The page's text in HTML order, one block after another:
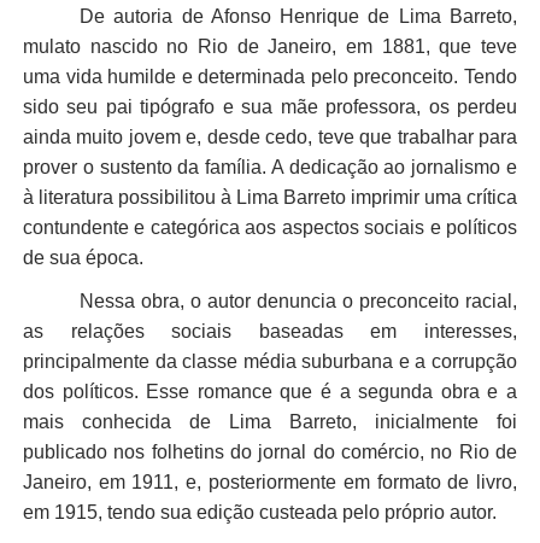
De autoria de Afonso Henrique de Lima Barreto,
mulato nascido no Rio de Janeiro, em 1881, que teve
uma vida humilde e determinada pelo preconceito. Tendo
sido seu pai tipógrafo e sua mãe professora, os perdeu
ainda muito jovem e, desde cedo, teve que trabalhar para
prover o sustento da família. A dedicação ao jornalismo e
à literatura possibilitou à Lima Barreto imprimir uma crítica
contundente e categórica aos aspectos sociais e políticos
de sua época.
Nessa obra, o autor denuncia o preconceito racial,
as relações sociais baseadas em interesses,
principalmente da classe média suburbana e a corrupção
dos políticos. Esse romance que é a segunda obra e a
mais conhecida de Lima Barreto, inicialmente foi
publicado nos folhetins do jornal do comércio, no Rio de
Janeiro, em 1911, e, posteriormente em formato de livro,
em 1915, tendo sua edição custeada pelo próprio autor.